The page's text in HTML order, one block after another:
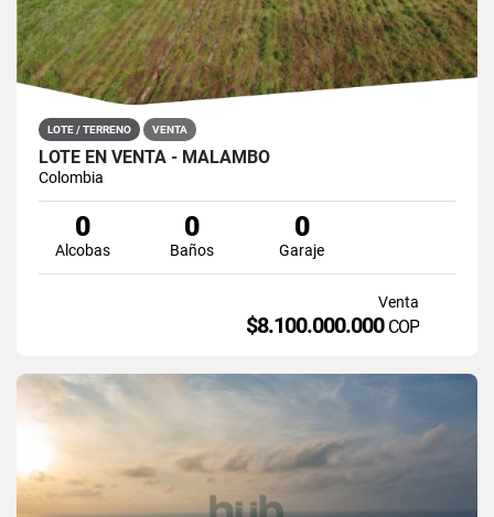
LOTE / TERRENO VENTA
LOTE EN VENTA - MALAMBO
Colombia
0
Alcobas
0
Baños
0
Garaje
Venta
$8.100.000.000 COP